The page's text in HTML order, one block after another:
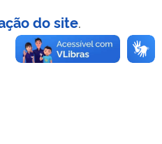
do site.